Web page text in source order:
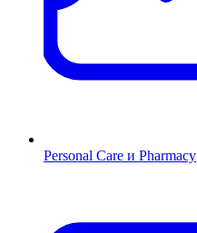
Personal Care и Pharmacy